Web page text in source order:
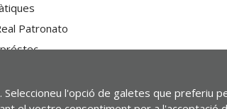
Patronato
l'opció de galetes que preferiu